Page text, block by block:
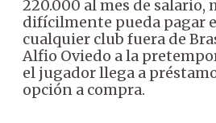
220.000 al mes de salario,
difícilmente pueda pagar
cualquier club fuera de
Alfio Oviedo a la
el jugador llega a
opción a compra.